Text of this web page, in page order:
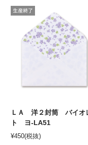
ＬＡ 洋２封筒 バイオ
ト ヨ-LA51
¥450(税抜)